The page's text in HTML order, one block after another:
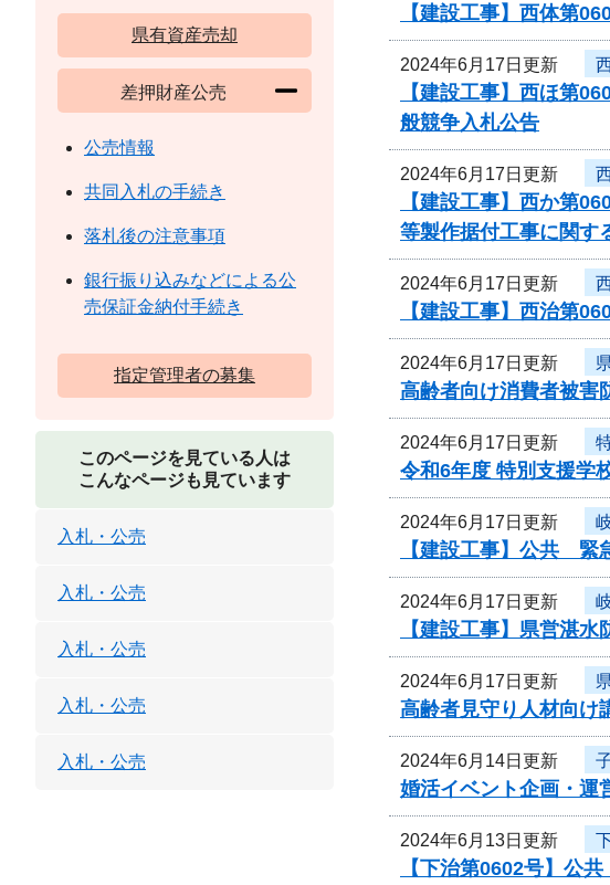
【建設工事】西体第
2024年6月17日更新
【建設工事】西ほ第
般競争入札公告
2024年6月17日更新
【建設工事】西か第
等製作据付工事に関す
2024年6月17日更新
【建設工事】西治第
2024年6月17日更新
高齢者向け消費者被害
2024年6月17日更新
令和6年度 特別支援学
2024年6月17日更新
【建設工事】公共 緊
2024年6月17日更新
【建設工事】県営湛
2024年6月17日更新
高齢者見守り人材向け
2024年6月14日更新
婚活イベント企画・運
2024年6月13日更新
【下治第0602号】公
県有資産売却
差押財産公売
公売情報
共同入札の手続き
落札後の注意事項
銀行振り込みなどによる公
売保証金納付手続き
指定管理者の募集
このページを見ている人は
こんなページも見ています
入札・公売
入札・公売
入札・公売
入札・公売
入札・公売